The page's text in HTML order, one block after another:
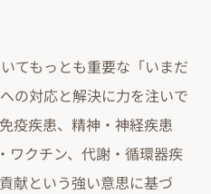
てもっとも重要な「いまだ
の対応と解決に力を注いで
疫疾患、精神・神経疾患
ワクチン、代謝・循環器疾
献という強い意思に基づ